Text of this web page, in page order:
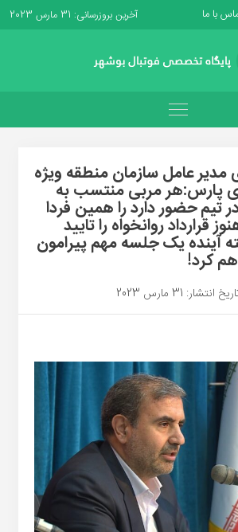
با ما آخرین بروزرسانی: 31 مارس 2023
عامل سازمان منطقه ویژه
پارس:هر مربی منتسب به
تیم حضور دارد را همین فردا
قرارداد روانخواه را تایید
آینده یک جلسه مهم پیرامون
کرد!
انتشار: 31 مارس 2023